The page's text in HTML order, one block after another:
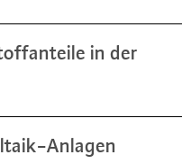
in der
Anlagen